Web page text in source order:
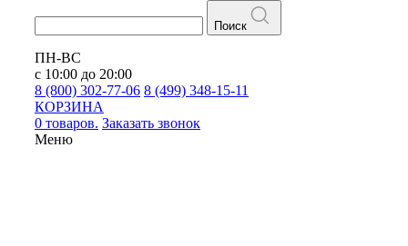
Поиск
ПН-ВС
с 10:00 до 20:00
8 (800) 302-77-06 8 (499) 348-15-11
КОРЗИНА
0 товаров. Заказать звонок
Меню